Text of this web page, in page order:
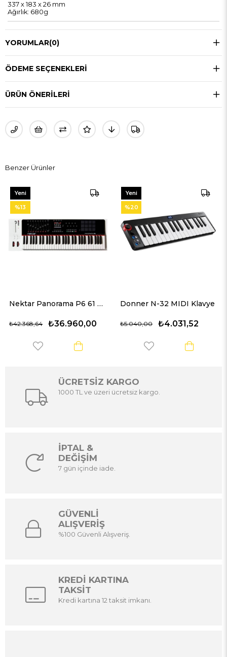
337 x 183 x 26 mm
Ağırlık: 680g
YORUMLAR(0)
ÖDEME SEÇENEKLERI
ÜRÜN ÖNERILERI
Benzer Ürünler
Nektar Panorama P6 61 Tuşlu USB Midi Klavye Donner N-32 MIDI Klavye
₺4.031,52
₺5.040,00 ₺5.040,00
ÜCRETSİZ KARGO
1000 TL ve üzeri ücretsiz kargo.
İPTAL &
DEĞİŞİM
7 gün içinde iade.
GÜVENLİ
ALIŞVERİŞ
%100 Güvenli Alışveriş.
KREDİ KARTINA
TAKSİT
Kredi kartına 12 taksit imkanı.